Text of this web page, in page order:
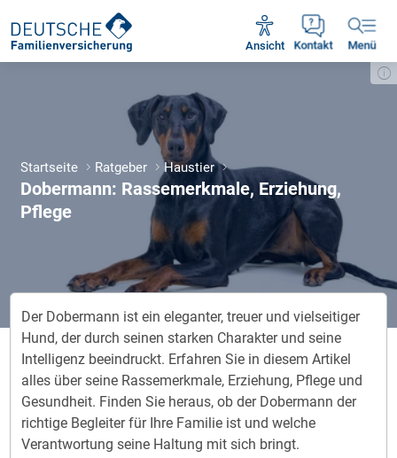
Kontakt
Ansicht Menü
Mo - Fr 09:00 - 18:30 Uhr
Startseite Ratgeber Haustier
Dobermann: Rassemerkmale, Erziehung,
Pflege
Der Dobermann ist ein eleganter, treuer und vielseitiger
Hund, der durch seinen starken Charakter und seine
Intelligenz beeindruckt. Erfahren Sie in diesem Artikel
alles über seine Rassemerkmale, Erziehung, Pflege und
Gesundheit. Finden Sie heraus, ob der Dobermann der
richtige Begleiter für Ihre Familie ist und welche
Verantwortung seine Haltung mit sich bringt.